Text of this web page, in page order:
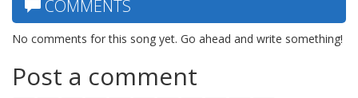
COMMENTS
No comments for this song yet. Go ahead and write something!
Post a comment